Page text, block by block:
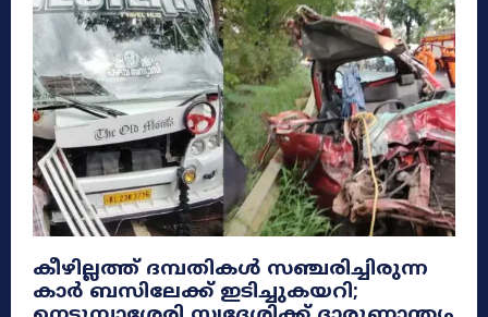
കീഴില്ലത്ത് ദമ്പതികൾ സഞ്ചരിച്ചിരുന്ന
കാർ ബസിലേക്ക് ഇടിച്ചുകയറി;